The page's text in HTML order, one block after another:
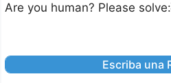
Are you human? Please solve: